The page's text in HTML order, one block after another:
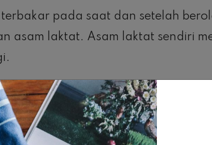
pada saat dan setelah
asam laktat. Asam laktat sendiri
untuk menyalurkan energi ke tubuh
dinamakan glikolisis anaerobik.